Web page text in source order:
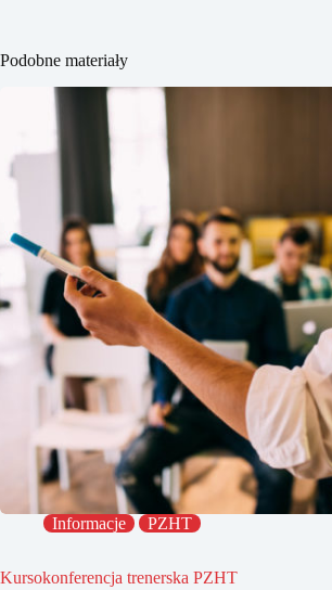
Podobne materiały
Informacje PZHT
Kursokonferencja trenerska PZHT